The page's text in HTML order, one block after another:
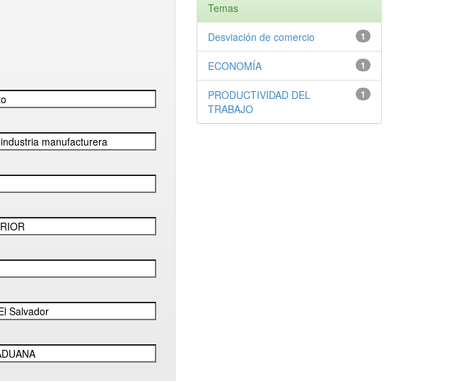
Temas
1
Desviación de comercio
1
ECONOMÍA
1
PRODUCTIVIDAD DEL
TRABAJO